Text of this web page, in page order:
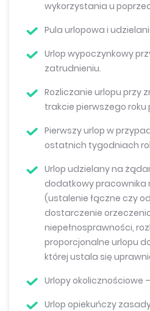
wykorzystania u
Pula urlopowa i
Urlop wypoczynkowy
zatrudnieniu.
Rozliczanie urlopu przy
trakcie pierwszego roku
Pierwszy urlop w
ostatnich tygodniach
Urlop udzielany na
dodatkowy pracownika
(ustalenie łączne czy
dostarczenie
niepełnosprawności,
proporcjonalne urlopu
której ustala się
Urlopy okolicznościowe
Urlop opiekuńczy